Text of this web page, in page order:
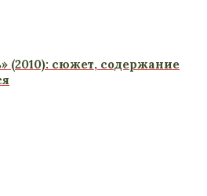
(2010): сюжет, содержание